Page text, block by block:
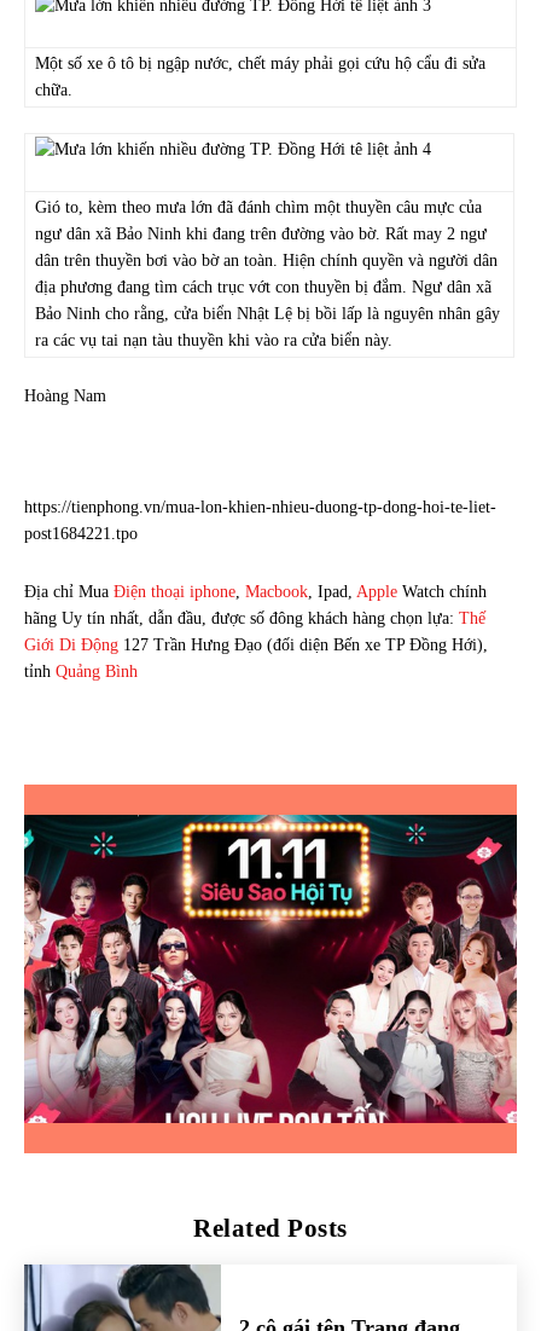
Related Posts
Một số xe ô tô bị ngập nước, chết máy phải gọi cứu hộ cẩu đi sửa
chữa.
Gió to, kèm theo mưa lớn đã đánh chìm một thuyền câu mực của
ngư dân xã Bảo Ninh khi đang trên đường vào bờ. Rất may 2 ngư
dân trên thuyền bơi vào bờ an toàn. Hiện chính quyền và người dân
địa phương đang tìm cách trục vớt con thuyền bị đắm. Ngư dân xã
Bảo Ninh cho rằng, cửa biển Nhật Lệ bị bồi lấp là nguyên nhân gây
ra các vụ tai nạn tàu thuyền khi vào ra cửa biển này.
Hoàng Nam
https://tienphong.vn/mua-lon-khien-nhieu-duong-tp-dong-hoi-te-liet-
post1684221.tpo
Địa chỉ Mua Điện thoại iphone, Macbook, Ipad, Apple Watch chính
hãng Uy tín nhất, dẫn đầu, được số đông khách hàng chọn lựa: Thế
Giới Di Động 127 Trần Hưng Đạo (đối diện Bến xe TP Đồng Hới),
tỉnh Quảng Bình